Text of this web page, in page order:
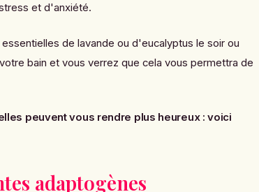
et d'anxiété.
de lavande ou d'eucalyptus le soir ou
bain et vous verrez que cela vous permettra de
peuvent vous rendre plus heureux : voici
adaptogènes